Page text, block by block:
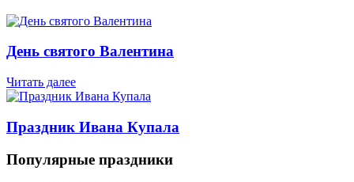
День святого Валентина
Читать далее
Праздник Ивана Купала
Популярные праздники